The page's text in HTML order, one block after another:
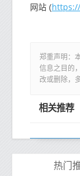
网站 (
郑重声明：
信息之目的
改或删除，
相关推荐
热门